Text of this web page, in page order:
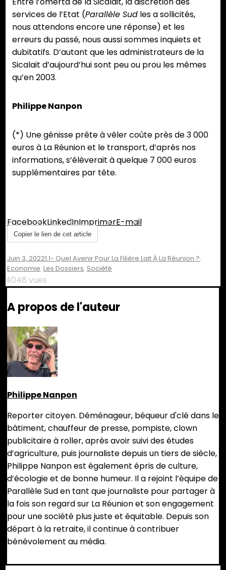
services de l’Etat (Parallèle Sud les a sollicités,
nous attendons encore une réponse) et les
erreurs du passé, nous aussi sommes inquiets et
dubitatifs. D’autant que les administrateurs de la
Sicalait d’aujourd’hui sont peu ou prou les mêmes
qu’en 2003.
Philippe Nanpon
(*) Une génisse prête à vêler coûte près de 3 000
euros à La Réunion et le transport, d’après nos
informations, s’élèverait à quelque 7 000 euros
supplémentaires par tête.
FacebookLinkedInImprimerE-mail
Copier le lien de cet article
Juin 3, 20221.1- Quel Avenir Pour La Filière Lait À La Réunion ?,
Economie, Les Dossiers, Société
4048 vues
A propos de l'auteur
Philippe Nanpon
Reporter citoyen. Déménageur, béqueur d'clé dans le
bâtiment, chauffeur de presse, pompiste, clown
publicitaire à roller, après avoir suivi des études
d’agriculture, puis journaliste depuis un tiers de siècle,
Philippe Nanpon est également épris de culture,
d’écologie et de bonne humeur. Il a rejoint l’équipe de
Parallèle Sud en tant que journaliste pour partager à
la fois son regard sur La Réunion et son engagement
pour une société plus juste et équitable. Depuis son
départ à la retraite, il continue à contribuer
bénévolement au média.